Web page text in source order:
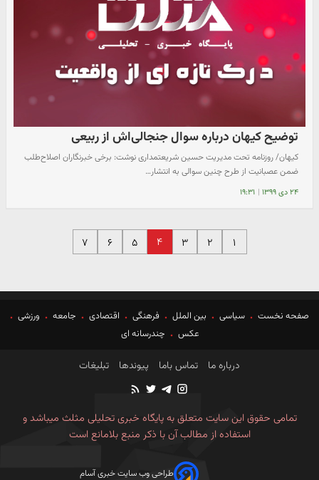
توضیح کیهان درباره سوال جنجالی‌اش از ربیعی
کیهان/ روزنامه تحت مدیریت حسین شریعتمداری نوشت: برخی خبرنگاران اصلاح‌طلب
ضمن عصبانیت از طرح چنین سوالی به انتشار…
۲۴ دی ۱۳۹۹ | ۱۹:۳۱
۱ ۲ ۳ ۴ ۵ ۶ ۷
صفحه نخست سیاسی بین الملل فرهنگی اقتصادی جامعه
ورزشی
عکس
چندرسانه ای
درباره ما تماس باما پیوندها تبلیغات
تمامی حقوق این سایت متعلق به پایگاه خبری تحلیلی مثلث میباشد و
استفاده از مطالب آن با ذکر منبع بلامانع است
طراحی وب سایت خبری آسام